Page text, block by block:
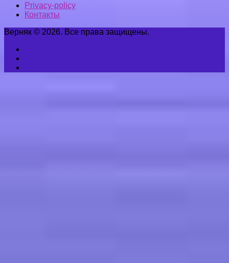
Privacy-policy
Контакты
Верняк © 2026. Все права защищены.